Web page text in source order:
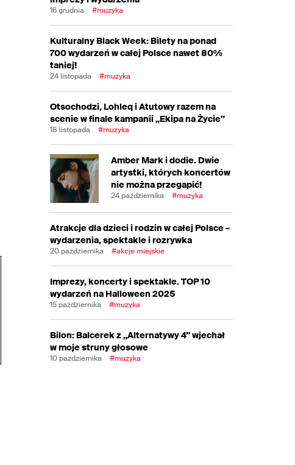
16 grudnia #muzyka
Kulturalny Black Week: Bilety na ponad
700 wydarzeń w całej Polsce nawet 80%
taniej!
24 listopada #muzyka
Otsochodzi, Lohleq i Atutowy razem na
scenie w finale kampanii „Ekipa na Życie”
18 listopada #muzyka
Amber Mark i dodie. Dwie
artystki, których koncertów
nie można przegapić!
24 października #muzyka
Atrakcje dla dzieci i rodzin w całej Polsce –
wydarzenia, spektakle i rozrywka
20 października #akcje miejskie
Imprezy, koncerty i spektakle. TOP 10
wydarzeń na Halloween 2025
15 października #muzyka
Bilon: Balcerek z „Alternatywy 4” wjechał
w moje struny głosowe
10 października #muzyka